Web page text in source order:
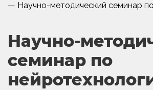
— Научно-методический семинар
Научно-
семинар по